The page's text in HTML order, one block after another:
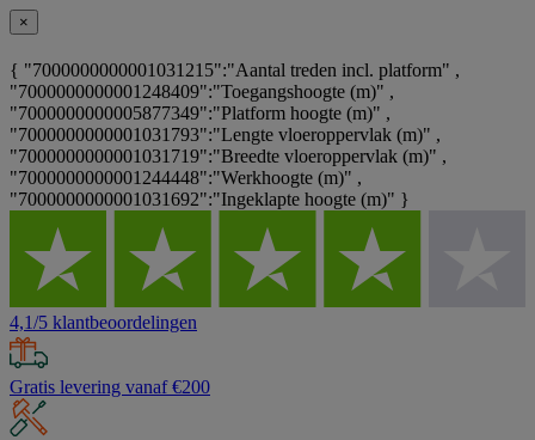
×
{ "7000000000001031215":"Aantal treden incl. platform" ,
"7000000000001248409":"Toegangshoogte (m)" ,
"7000000000005877349":"Platform hoogte (m)" ,
"7000000000001031793":"Lengte vloeroppervlak (m)" ,
"7000000000001031719":"Breedte vloeroppervlak (m)" ,
"7000000000001244448":"Werkhoogte (m)" ,
"7000000000001031692":"Ingeklapte hoogte (m)" }
4,1/5 klantbeoordelingen
Gratis levering vanaf €200